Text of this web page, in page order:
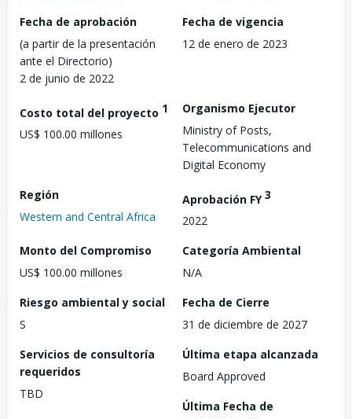
Fecha de aprobación
(a partir de la presentación
ante el Directorio)
2 de junio de 2022
Fecha de vigencia
12 de enero de 2023
Costo total del proyecto 1
US$ 100.00 millones
Organismo Ejecutor
Ministry of Posts,
Telecommunications and
Digital Economy
Región
Western and Central Africa
Aprobación FY3
2022
Monto del Compromiso
US$ 100.00 millones
Categoría Ambiental
N/A
Riesgo ambiental y social
S
Fecha de Cierre
31 de diciembre de 2027
Servicios de consultoría
requeridos
TBD
Última etapa alcanzada
Board Approved
Última Fecha de